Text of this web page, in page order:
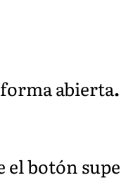
abierta.
el botón